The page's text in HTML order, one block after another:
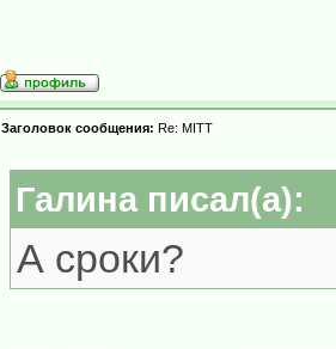
Заголовок сообщения: Re: MITT
Гaлинa писал(а):
А сроки?